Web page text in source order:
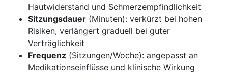
Hautwiderstand⁢ und‌ Schmerzempfindlichkeit
Sitzungsdauer (Minuten): ‌verkürzt​ bei hohen
Risiken, verlängert graduell bei guter
Verträglichkeit
Frequenz (Sitzungen/Woche): angepasst‍ an
Medikationseinflüsse und klinische Wirkung